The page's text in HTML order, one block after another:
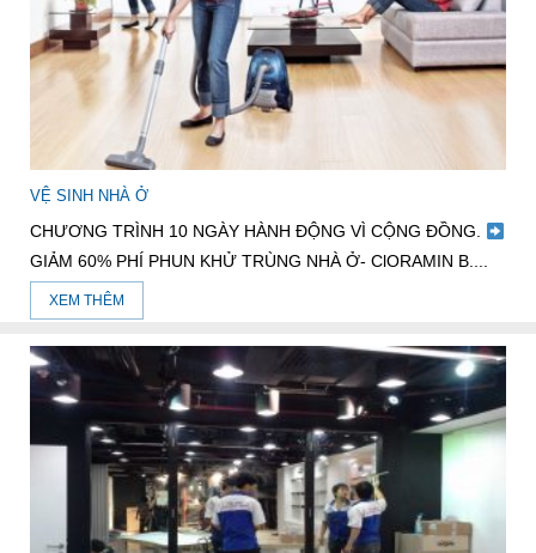
VỆ SINH NHÀ Ở
CHƯƠNG TRÌNH 10 NGÀY HÀNH ĐỘNG VÌ CỘNG ĐỒNG.
GIẢM 60% PHÍ PHUN KHỬ TRÙNG NHÀ Ở- ClORAMIN B....
XEM THÊM